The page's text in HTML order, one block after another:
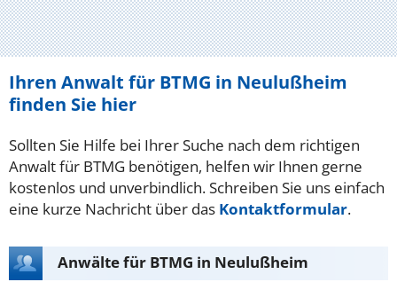
Ihren Anwalt für BTMG in Neulußheim
finden Sie hier
Sollten Sie Hilfe bei Ihrer Suche nach dem richtigen
Anwalt für BTMG benötigen, helfen wir Ihnen gerne
kostenlos und unverbindlich. Schreiben Sie uns einfach
eine kurze Nachricht über das Kontaktformular.
Anwälte für BTMG in Neulußheim